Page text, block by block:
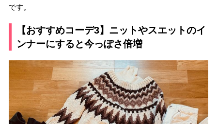
です。
【おすすめコーデ3】ニットやスエットのイ
ンナーにすると今っぽさ倍増